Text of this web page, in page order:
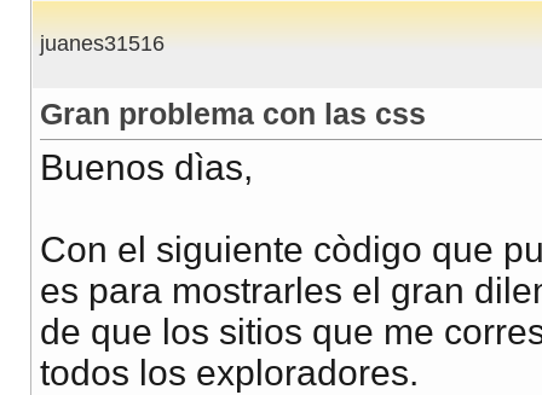
juanes31516
Gran problema con las css
Buenos dìas,
Con el siguiente còdigo que
es para mostrarles el gran
de que los sitios que me
todos los exploradores.